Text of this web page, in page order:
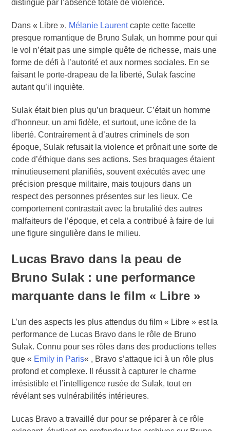
distingue par l’absence totale de violence.
Dans « Libre », Mélanie Laurentcapte cette facette
presque romantique de Bruno Sulak, un homme pour qui
le vol n’était pas une simple quête de richesse, mais une
forme de défi à l’autorité et aux normes sociales. En se
faisant le porte-drapeau de la liberté, Sulak fascine
autant qu’il inquiète.
Sulak était bien plus qu’un braqueur. C’était un homme
d’honneur, un ami fidèle, et surtout, une icône de la
liberté. Contrairement à d’autres criminels de son
époque, Sulak refusait la violence et prônait une sorte de
code d’éthique dans ses actions. Ses braquages étaient
minutieusement planifiés, souvent exécutés avec une
précision presque militaire, mais toujours dans un
respect des personnes présentes sur les lieux. Ce
comportement contrastait avec la brutalité des autres
malfaiteurs de l’époque, et cela a contribué à faire de lui
une figure singulière dans le milieu.
Lucas Bravo dans la peau de
Bruno Sulak : une performance
marquante dans le film « Libre »
L’un des aspects les plus attendus du film « Libre » est la
performance de Lucas Bravo dans le rôle de Bruno
Sulak. Connu pour ses rôles dans des productions telles
que « Emily in Paris« , Bravo s’attaque ici à un rôle plus
profond et complexe. Il réussit à capturer le charme
irrésistible et l’intelligence rusée de Sulak, tout en
révélant ses vulnérabilités intérieures.
Lucas Bravo a travaillé dur pour se préparer à ce rôle